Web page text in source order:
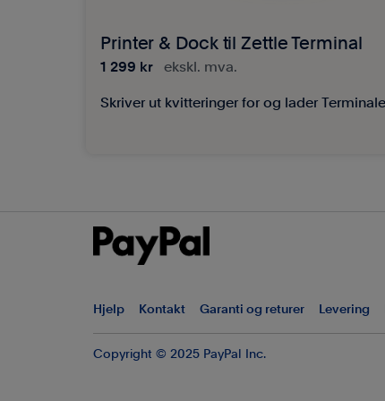
Printer & Dock til Zettle Terminal
1 299 kr ekskl. mva.
Skriver ut kvitteringer for og lader
Hjelp Kontakt Garanti og returer Levering
Copyright © 2025 PayPal Inc.